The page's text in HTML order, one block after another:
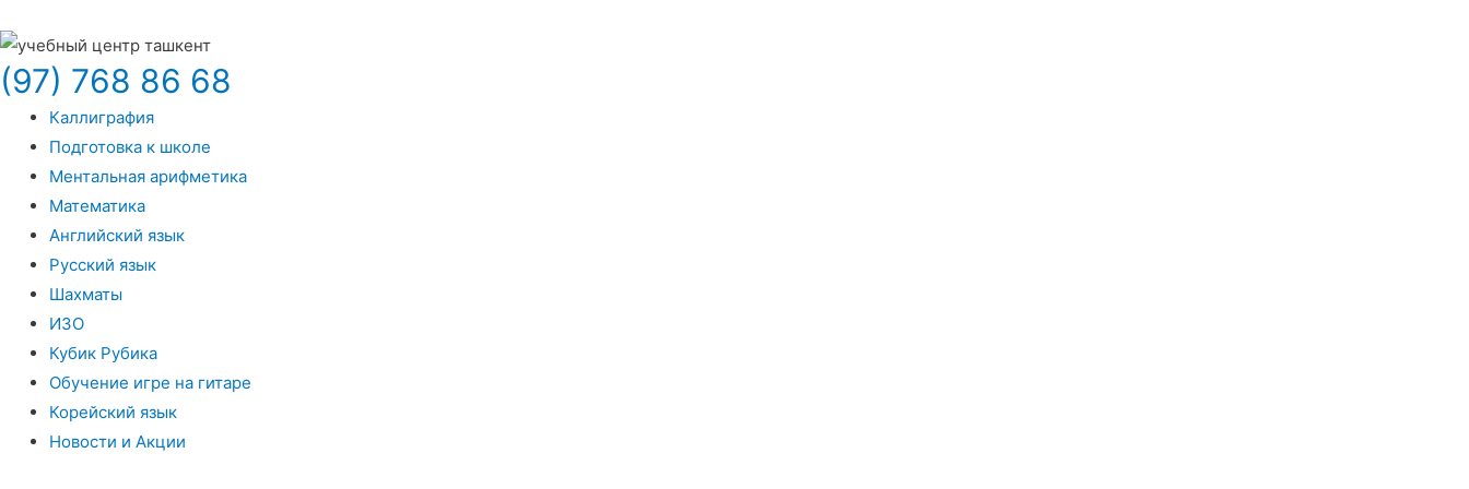
(97) 768 86 68
Каллиграфия
Подготовка к школе
Ментальная арифметика
Математика
Английский язык
Русский язык
Шахматы
ИЗО
Кубик Рубика
Обучение игре на гитаре
Корейский язык
Новости и Акции